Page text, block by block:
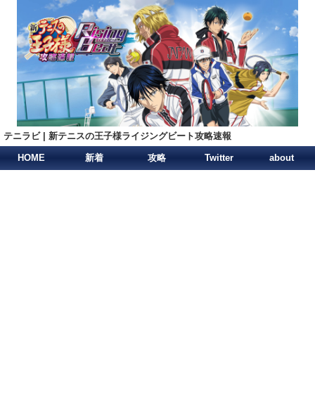
テニラビ | 新テニスの王子様ライジングビート攻略速報
HOME 新着 攻略 Twitter about